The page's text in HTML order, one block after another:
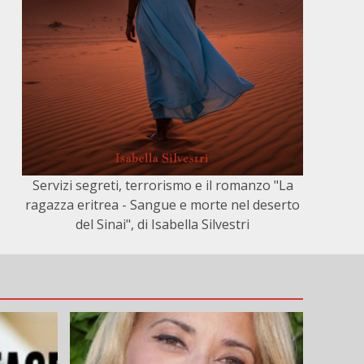
Servizi segreti, terrorismo e il romanzo "La
ragazza eritrea - Sangue e morte nel deserto
del Sinai", di Isabella Silvestri